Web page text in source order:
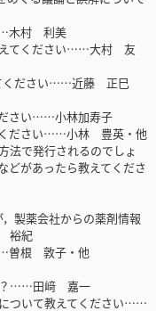
木村 利美
えてください……大村 友
ください……近藤 正巳
さい……小林加寿子
ください……小林 豊英・他
法で発行されるのでしょ
があったら教えてくださ
製薬会社からの薬剤情報
裕紀
曽根 敦子・他
？……田﨑 嘉一
ついて教えてください……